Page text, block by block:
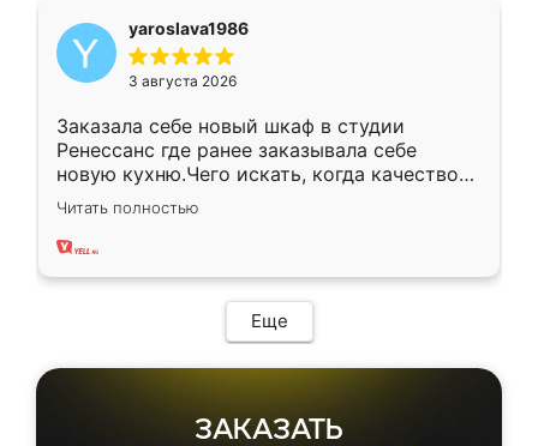
yaroslava1986
3 августа 2026
Заказала себе новый шкаф в студии
Ренессанс где ранее заказывала себе
новую кухню.Чего искать, когда качеством
вполне довольна. Служит кухня уже почти
два года, нареканий нет.
Читать полностью
Еще
ЗАКАЗАТЬ